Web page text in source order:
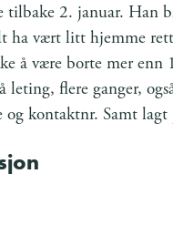
2. januar. Han
ha vært litt hjemme
å være borte mer enn
leting, flere ganger,
og kontaktnr. Samt